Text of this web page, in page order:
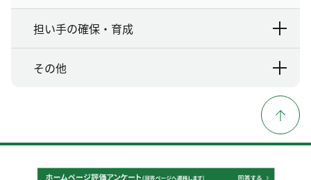
担い手の確保・育成
その他